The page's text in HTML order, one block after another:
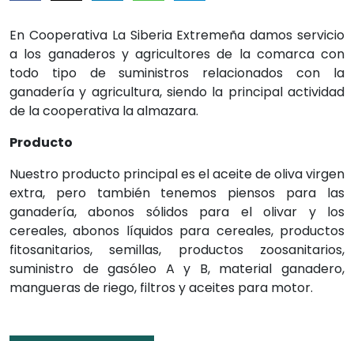
En Cooperativa La Siberia Extremeña damos servicio
a los ganaderos y agricultores de la comarca con
todo tipo de suministros relacionados con la
ganadería y agricultura, siendo la principal actividad
de la cooperativa la almazara.
Producto
Nuestro producto principal es el aceite de oliva virgen
extra, pero también tenemos piensos para las
ganadería, abonos sólidos para el olivar y los
cereales, abonos líquidos para cereales, productos
fitosanitarios, semillas, productos zoosanitarios,
suministro de gasóleo A y B, material ganadero,
mangueras de riego, filtros y aceites para motor.